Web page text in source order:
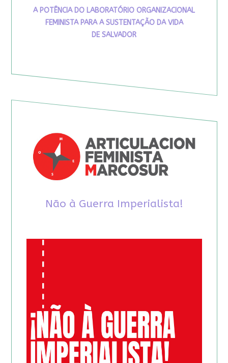
A POTÊNCIA DO LABORATÓRIO ORGANIZACIONAL
FEMINISTA PARA A SUSTENTAÇÃO DA VIDA
DE SALVADOR
Não à Guerra Imperialista!